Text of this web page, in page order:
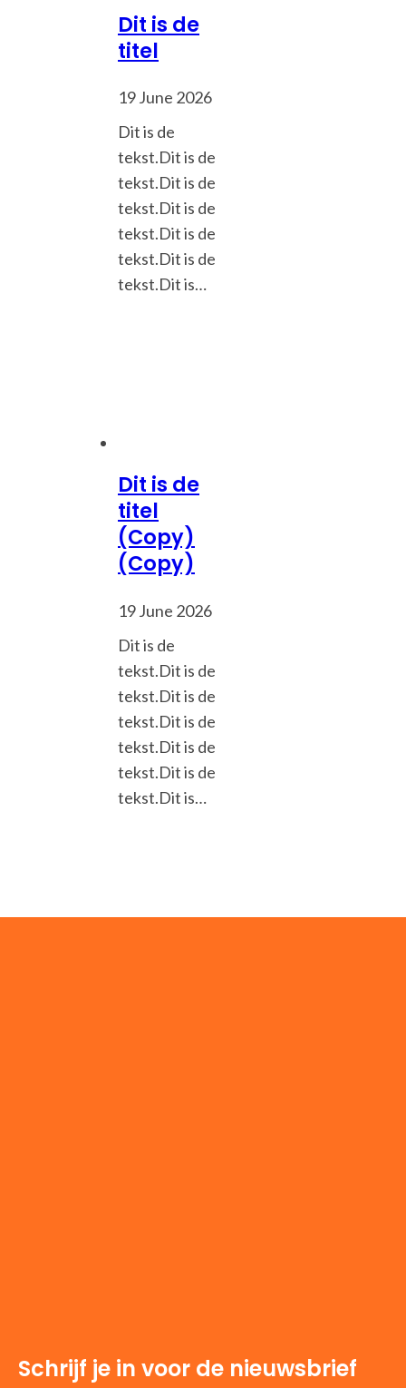
Dit is de
titel
19 June 2026
Dit is de
tekst.Dit is de
tekst.Dit is de
tekst.Dit is de
tekst.Dit is de
tekst.Dit is de
tekst.Dit is…
Dit is de
titel
(Copy)
(Copy)
19 June 2026
Dit is de
tekst.Dit is de
tekst.Dit is de
tekst.Dit is de
tekst.Dit is de
tekst.Dit is de
tekst.Dit is…
Schrijf je in voor de nieuwsbrief